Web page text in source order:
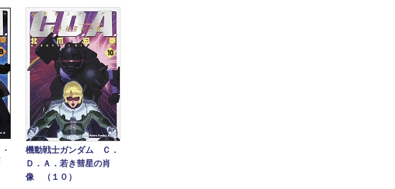
機動戦士ガンダム Ｃ．
Ｄ．Ａ．若き彗星の肖
像 （１０）